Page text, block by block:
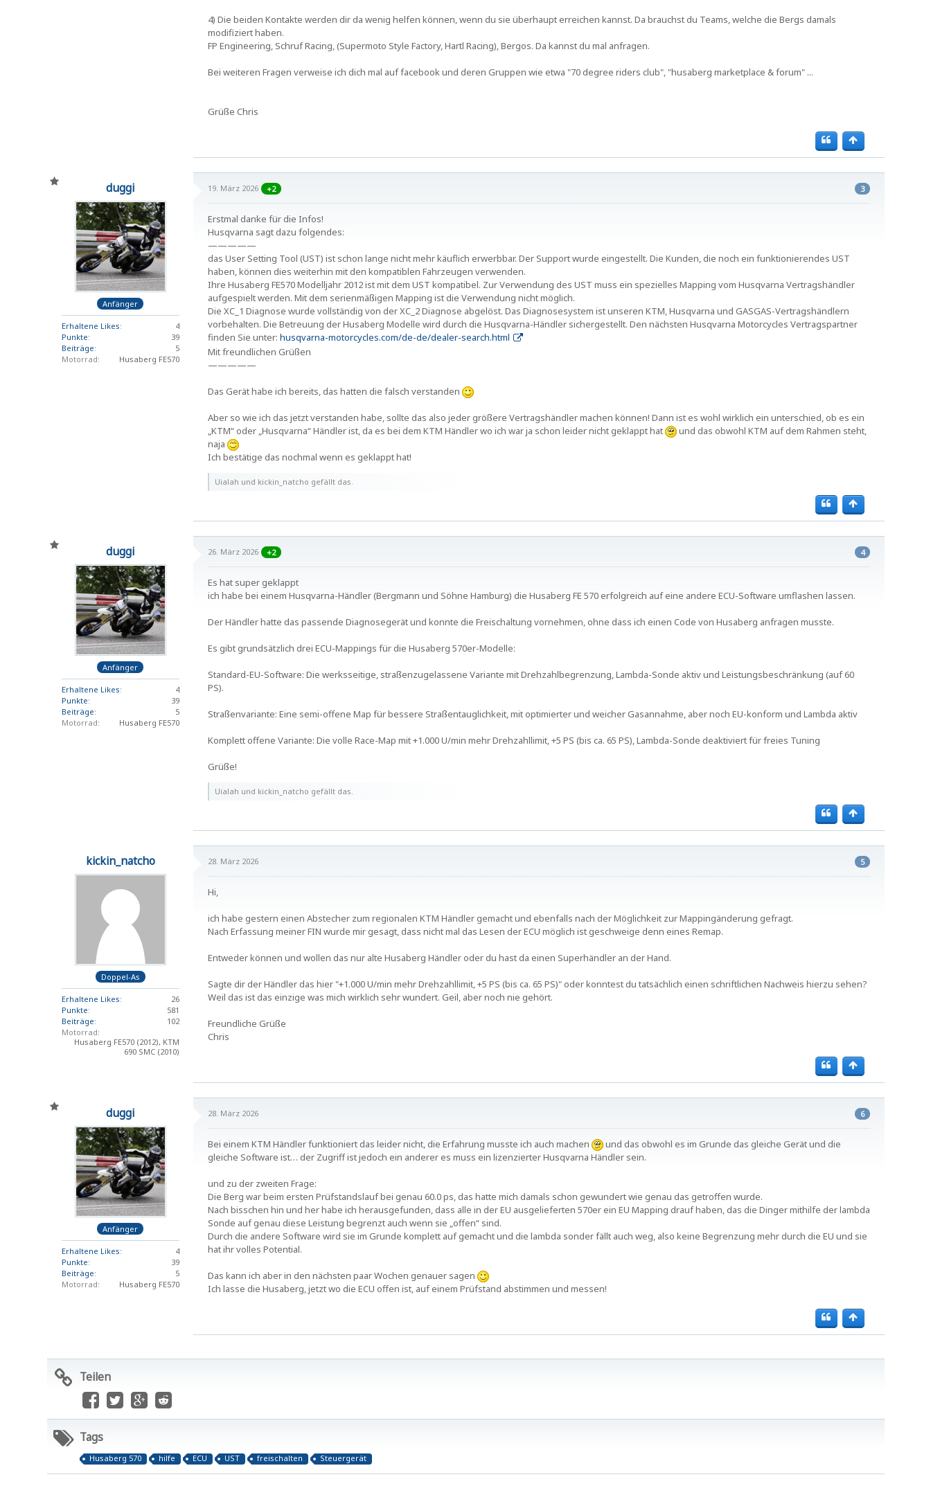
4) Die beiden Kontakte werden dir da wenig helfen können, wenn du sie überhaupt erreichen kannst. Da brauchst du Teams, welche die Bergs damals
modifiziert haben.
FP Engineering, Schruf Racing, (Supermoto Style Factory, Hartl Racing), Bergos. Da kannst du mal anfragen.
Bei weiteren Fragen verweise ich dich mal auf facebook und deren Gruppen wie etwa "70 degree riders club", "husaberg marketplace & forum" ...
Grüße Chris
duggi
Anfänger
Erhaltene Likes
4
Punkte
39
Beiträge
5
Motorrad
Husaberg FE570
3
19. März 2026 +2
Erstmal danke für die Infos!
Husqvarna sagt dazu folgendes:
—————
das User Setting Tool (UST) ist schon lange nicht mehr käuflich erwerbbar. Der Support wurde eingestellt. Die Kunden, die noch ein funktionierendes UST
haben, können dies weiterhin mit den kompatiblen Fahrzeugen verwenden.
Ihre Husaberg FE570 Modelljahr 2012 ist mit dem UST kompatibel. Zur Verwendung des UST muss ein spezielles Mapping vom Husqvarna Vertragshändler
aufgespielt werden. Mit dem serienmäßigen Mapping ist die Verwendung nicht möglich.
Die XC_1 Diagnose wurde vollständig von der XC_2 Diagnose abgelöst. Das Diagnosesystem ist unseren KTM, Husqvarna und GASGAS-Vertragshändlern
vorbehalten. Die Betreuung der Husaberg Modelle wird durch die Husqvarna-Händler sichergestellt. Den nächsten Husqvarna Motorcycles Vertragspartner
finden Sie unter: husqvarna-motorcycles.com/de-de/dealer-search.html
Mit freundlichen Grüßen
—————
Das Gerät habe ich bereits, das hatten die falsch verstanden
Aber so wie ich das jetzt verstanden habe, sollte das also jeder größere Vertragshändler machen können! Dann ist es wohl wirklich ein unterschied, ob es ein
„KTM“ oder „Husqvarna“ Händler ist, da es bei dem KTM Händler wo ich war ja schon leider nicht geklappt hat
und das obwohl KTM auf dem Rahmen steht,
naja
Ich bestätige das nochmal wenn es geklappt hat!
Uialah und kickin_natcho gefällt das.
duggi
Anfänger
Erhaltene Likes
4
Punkte
39
Beiträge
5
Motorrad
Husaberg FE570
4
26. März 2026 +2
Es hat super geklappt
ich habe bei einem Husqvarna-Händler (Bergmann und Söhne Hamburg) die Husaberg FE 570 erfolgreich auf eine andere ECU-Software umflashen lassen.
Der Händler hatte das passende Diagnosegerät und konnte die Freischaltung vornehmen, ohne dass ich einen Code von Husaberg anfragen musste.
Es gibt grundsätzlich drei ECU-Mappings für die Husaberg 570er-Modelle:
Standard-EU-Software: Die werksseitige, straßenzugelassene Variante mit Drehzahlbegrenzung, Lambda-Sonde aktiv und Leistungsbeschränkung (auf 60
PS).
Straßenvariante: Eine semi-offene Map für bessere Straßentauglichkeit, mit optimierter und weicher Gasannahme, aber noch EU-konform und Lambda aktiv
Komplett offene Variante: Die volle Race-Map mit +1.000 U/min mehr Drehzahllimit, +5 PS (bis ca. 65 PS), Lambda-Sonde deaktiviert für freies Tuning
Grüße!
Uialah und kickin_natcho gefällt das.
kickin_natcho
Doppel-As
Erhaltene Likes
26
Punkte
581
Beiträge
102
Motorrad
Husaberg FE570 (2012), KTM
690 SMC (2010)
5
28. März 2026
Hi,
ich habe gestern einen Abstecher zum regionalen KTM Händler gemacht und ebenfalls nach der Möglichkeit zur Mappingänderung gefragt.
Nach Erfassung meiner FIN wurde mir gesagt, dass nicht mal das Lesen der ECU möglich ist geschweige denn eines Remap.
Entweder können und wollen das nur alte Husaberg Händler oder du hast da einen Superhändler an der Hand.
Sagte dir der Händler das hier "+1.000 U/min mehr Drehzahllimit, +5 PS (bis ca. 65 PS)" oder konntest du tatsächlich einen schriftlichen Nachweis hierzu sehen?
Weil das ist das einzige was mich wirklich sehr wundert. Geil, aber noch nie gehört.
Freundliche Grüße
Chris
duggi
Anfänger
Erhaltene Likes
4
Punkte
39
Beiträge
5
Motorrad
Husaberg FE570
6
28. März 2026
Bei einem KTM Händler funktioniert das leider nicht, die Erfahrung musste ich auch machen
und das obwohl es im Grunde das gleiche Gerät und die
gleiche Software ist… der Zugriff ist jedoch ein anderer es muss ein lizenzierter Husqvarna Händler sein.
und zu der zweiten Frage:
Die Berg war beim ersten Prüfstandslauf bei genau 60.0 ps, das hatte mich damals schon gewundert wie genau das getroffen wurde.
Nach bisschen hin und her habe ich herausgefunden, dass alle in der EU ausgelieferten 570er ein EU Mapping drauf haben, das die Dinger mithilfe der lambda
Sonde auf genau diese Leistung begrenzt auch wenn sie „offen“ sind.
Durch die andere Software wird sie im Grunde komplett auf gemacht und die lambda sonder fällt auch weg, also keine Begrenzung mehr durch die EU und sie
hat ihr volles Potential.
Das kann ich aber in den nächsten paar Wochen genauer sagen
Ich lasse die Husaberg, jetzt wo die ECU offen ist, auf einem Prüfstand abstimmen und messen!
Teilen
Tags
Husaberg 570 hilfe ECU UST freischalten Steuergerät